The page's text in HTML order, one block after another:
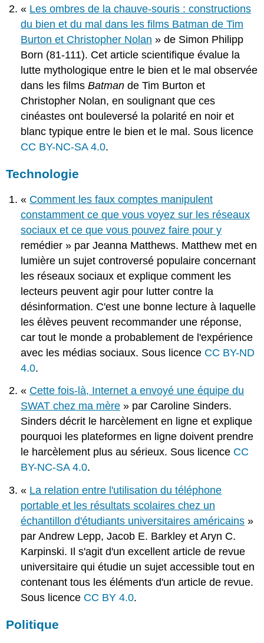
« Les ombres de la chauve-souris : constructions
du bien et du mal dans les films Batman de Tim
Burton et Christopher Nolan » de Simon Philipp
Born (81-111). Cet article scientifique évalue la
lutte mythologique entre le bien et le mal observée
dans les filmsBatman de Tim Burton et
Christopher Nolan, en soulignant que ces
cinéastes ont bouleversé la polarité en noir et
blanc typique entre le bien et le mal. Sous licence
CC BY-NC-SA 4.0.
Technologie
« Comment les faux comptes manipulent
constamment ce que vous voyez sur les réseaux
sociaux et ce que vous pouvez faire pour y
remédier » par Jeanna Matthews. Matthew met en
lumière un sujet controversé populaire concernant
les réseaux sociaux et explique comment les
lecteurs peuvent agir pour lutter contre la
désinformation. C'est une bonne lecture à laquelle
les élèves peuvent recommander une réponse,
car tout le monde a probablement de l'expérience
avec les médias sociaux. Sous licence CC BY-ND
4.0.
« Cette fois-là, Internet a envoyé une équipe du
SWAT chez ma mère » par Caroline Sinders.
Sinders décrit le harcèlement en ligne et explique
pourquoi les plateformes en ligne doivent prendre
le harcèlement plus au sérieux. Sous licence CC
BY-NC-SA 4.0.
« La relation entre l'utilisation du téléphone
portable et les résultats scolaires chez un
échantillon d'étudiants universitaires américains »
par Andrew Lepp, Jacob E. Barkley et Aryn C.
Karpinski. Il s'agit d'un excellent article de revue
universitaire qui étudie un sujet accessible tout en
contenant tous les éléments d'un article de revue.
Sous licence CC BY 4.0.
Politique